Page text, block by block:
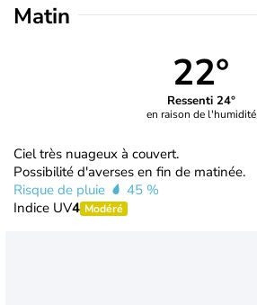
Matin
22°
Ressenti 24°
en raison de l'humidité
Ciel très nuageux à couvert.
Possibilité d'averses en fin de matinée.
Risque de pluie
45 %
Indice UV4 Modéré